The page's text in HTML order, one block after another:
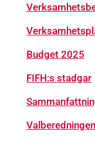
Budget 2025
FIFH:s stadgar